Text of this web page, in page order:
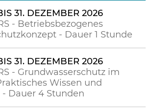
31. DEZEMBER 2026
- Betriebsbezogenes
- Dauer 1 Stunde
31. DEZEMBER 2026
- Grundwasserschutz im
Wissen und
Dauer 4 Stunden